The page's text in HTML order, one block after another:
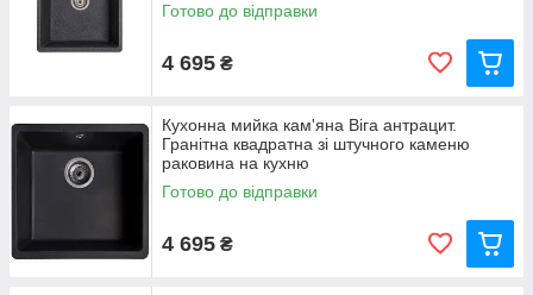
Готово до відправки
4 695 ₴
Кухонна мийка кам'яна Віга антрацит.
Гранітна квадратна зі штучного каменю
раковина на кухню
Готово до відправки
4 695 ₴